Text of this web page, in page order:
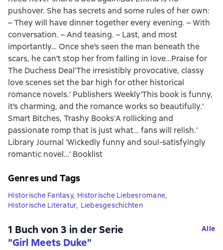
pushover. She has secrets and some rules of her own:
– They will have dinner together every evening. – With
conversation. – And teasing. – Last, and most
importantly… Once she's seen the man beneath the
scars, he can't stop her from falling in love…Praise for
The Duchess Deal‘The irresistibly provocative, classy
love scenes set the bar high for other historical
romance novels.’ Publishers Weekly‘This book is funny,
it’s charming, and the romance works so beautifully.’
Smart Bitches, Trashy Books‘A rollicking and
passionate romp that is just what… fans will relish.’
Library Journal ‘Wickedly funny and soul-satisfyingly
romantic novel…’ Booklist
Genres und Tags
Historische Fantasy, Historische Liebesromane,
Historische Literatur, Liebesgeschichten
1 Buch von 3 in der Serie
"Girl Meets Duke"
Alle